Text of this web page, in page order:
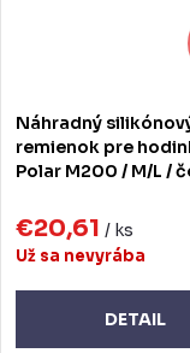
Náhradný
remienok pre
Polar M200 / M/L /
€20,61 / ks
Už sa nevyrába
DETAIL